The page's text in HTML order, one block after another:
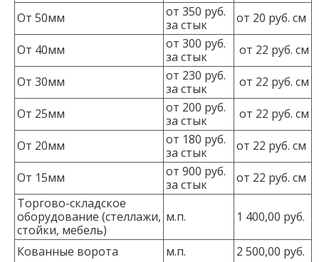
От 50мм
от 350 руб.
за стык
от 20 руб. см
От 40мм
от 300 руб.
за стык
от 22 руб. см
От 30мм
от 230 руб.
за стык
от 22 руб. см
От 25мм
от 200 руб.
за стык
от 22 руб. см
От 20мм
от 180 руб.
за стык
от 22 руб. см
От 15мм
от 900 руб.
за стык
от 22 руб. см
Торгово-складское
оборудование (стеллажи,
стойки, мебель)
м.п. 1 400,00 руб.
Кованные ворота м.п.
2 500,00 руб.